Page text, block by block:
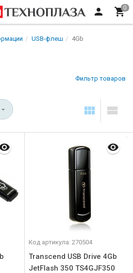
USB-флеш 4Gb
Фильтр товаров
Код артикула: 270504
Transcend USB Drive 4Gb
JetFlash 350 TS4GJF350